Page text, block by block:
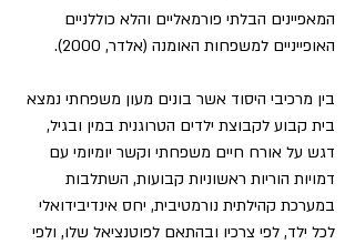
המאפיינים הבלתי פורמאליים והלא כוללניים
האופייניים למשפחות האומנה (אלדר, 2000).
בין מרכיבי היסוד אשר בונים מעון משפחתי נמצא
בית קבוע לקבוצת ילדים הטרוגנית במין ובגיל,
דגש על אורח חיים משפחתי וקשר יומיומי עם
דמויות הוריות ראשוניות קבועות, השתלבות
במערכת קהילתית נורמטיבית, יחס אינדיבידואלי
לכל ילד, לפי צרכיו ובהתאם לפוטנציאל שלו, ולפי